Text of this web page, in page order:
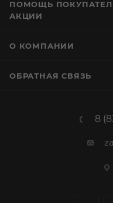
ПОМОЩЬ
АКЦИИ
О КОМПАНИИ
ОБРАТНАЯ СВЯЗЬ
8